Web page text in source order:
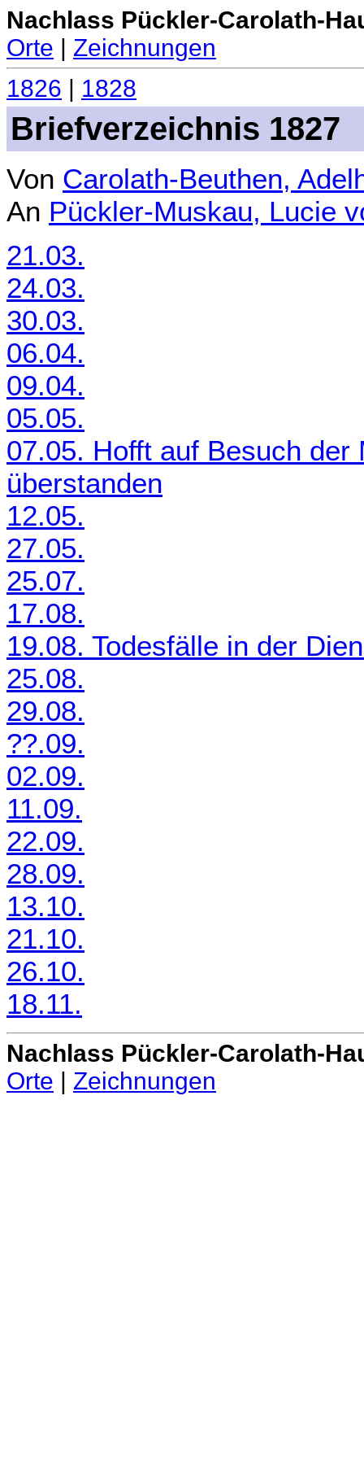
Nachlass Pückler-Carolath-
Orte | Zeichnungen
1826
1828
Briefverzeichnis 1827
Von Carolath-Beuthen,
An Pückler-Muskau, Lucie
21.03.
24.03.
30.03.
06.04.
09.04.
05.05.
07.05. Hofft auf Besuch
überstanden
12.05.
27.05.
25.07.
17.08.
19.08. Todesfälle in der
25.08.
29.08.
??.09.
02.09.
11.09.
22.09.
28.09.
13.10.
21.10.
26.10.
18.11.
Nachlass Pückler-Carolath-
Orte | Zeichnungen